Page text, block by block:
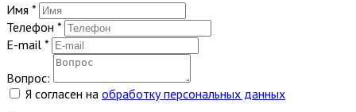
Имя *
Телефон *
E-mail *
Вопрос:
Я согласен на обработку персональных данных